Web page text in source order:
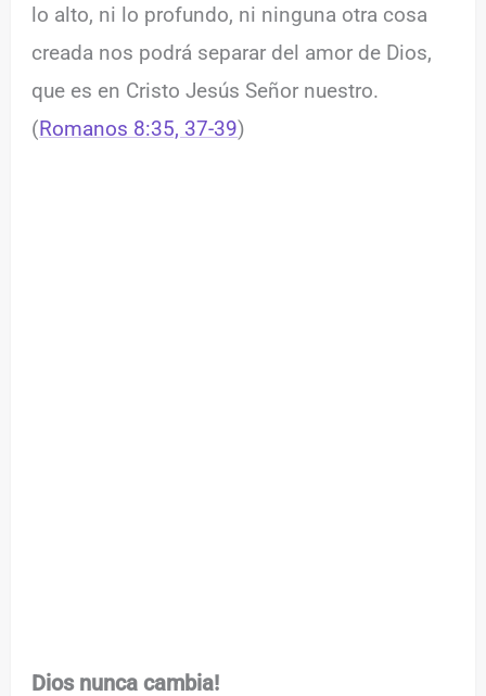
lo alto, ni lo profundo, ni ninguna otra cosa
creada nos podrá separar del amor de Dios,
que es en Cristo Jesús Señor nuestro.
(Romanos 8:35, 37-39)
Dios nunca cambia!